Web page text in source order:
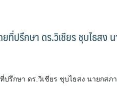
ยที่ปรึกษา ดร.วิเชียร ชุบไธสง
ปรึกษา ดร.วิเชียร ชุบไธสง นายกส